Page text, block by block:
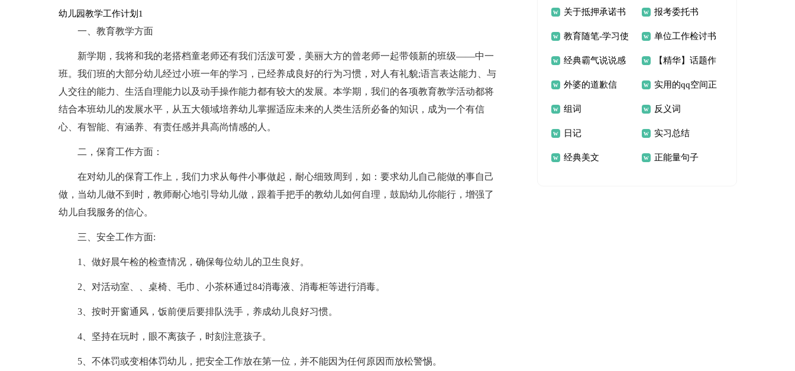
幼儿园教学工作计划1
一、教育教学方面
新学期，我将和我的老搭档童老师还有我们活泼可爱，美丽大方的曾老师一起带领新的班级——中一
班。我们班的大部分幼儿经过小班一年的学习，已经养成良好的行为习惯，对人有礼貌;语言表达能力、与
人交往的能力、生活自理能力以及动手操作能力都有较大的发展。本学期，我们的各项教育教学活动都将
结合本班幼儿的发展水平，从五大领域培养幼儿掌握适应未来的人类生活所必备的知识，成为一个有信
心、有智能、有涵养、有责任感并具高尚情感的人。
二，保育工作方面：
在对幼儿的保育工作上，我们力求从每件小事做起，耐心细致周到，如：要求幼儿自己能做的事自己
做，当幼儿做不到时，教师耐心地引导幼儿做，跟着手把手的教幼儿如何自理，鼓励幼儿你能行，增强了
幼儿自我服务的信心。
三、安全工作方面:
1、做好晨午检的检查情况，确保每位幼儿的卫生良好。
2、对活动室、、桌椅、毛巾、小茶杯通过84消毒液、消毒柜等进行消毒。
3、按时开窗通风，饭前便后要排队洗手，养成幼儿良好习惯。
4、坚持在玩时，眼不离孩子，时刻注意孩子。
5、不体罚或变相体罚幼儿，把安全工作放在第一位，并不能因为任何原因而放松警惕。
句摘录80条 诗歌
关于抵押承诺书
范文锦集十篇
报考委托书
教育随笔-学习使
用剪刀
单位工作检讨书
经典霸气说说感
言30句
【精华】话题作
文300字四篇
外婆的道歉信 实用的qq空间正
能量的句子60句
组词 反义词
日记 实习总结
经典美文 正能量句子